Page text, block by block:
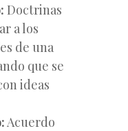
Doctrinas
a los
de una
que se
ideas
Acuerdo